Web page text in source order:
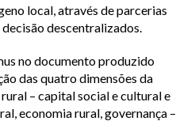
local, através de parcerias
descentralizados.
no documento produzido
das quatro dimensões da
– capital social e cultural e
economia rural, governança –